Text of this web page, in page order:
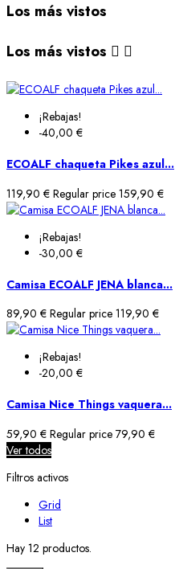
Los más vistos
Los más vistos  
¡Rebajas!
-40,00 €
ECOALF chaqueta Pikes azul...
119,90 € Regular price 159,90 €
¡Rebajas!
-30,00 €
Camisa ECOALF JENA blanca...
89,90 € Regular price 119,90 €
¡Rebajas!
-20,00 €
Camisa Nice Things vaquera...
59,90 € Regular price 79,90 €
Ver todos
Filtros activos
Grid
List
Hay 12 productos.